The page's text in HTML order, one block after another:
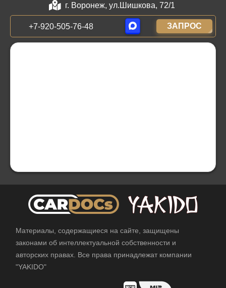
г. Воронеж, ул.Шишкова, 72/1
+7-920-505-76-48 ЗАПРОС
Материалы, содержащиеся на сайте, защищены
законами об интеллектуальной собственности и
авторских правах. Все права принадлежат компании
"YAKIDO"